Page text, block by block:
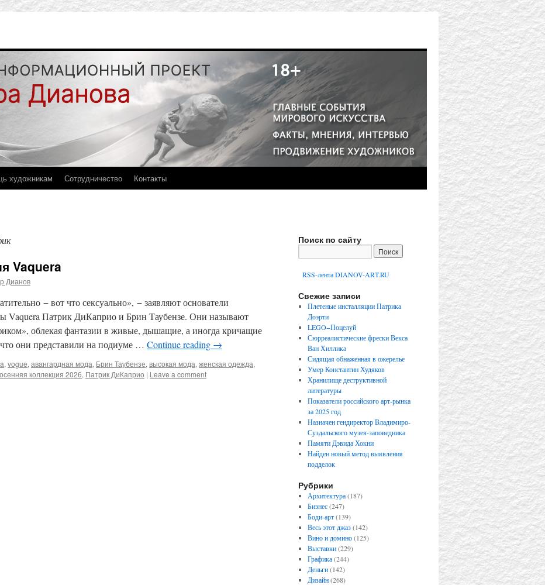
художникам Сотрудничество Контакты
Vaquera
Дианов
− вот что сексуально», − заявляют основатели
Vaquera Патрик ДиКаприо и Брин Таубензе. Они называют
облекая фантазии в живые, дышащие, а иногда кричащие
они представили на подиуме … Continue reading →
, vogue, авангардная мода, Брин Таубензе, высокая мода, женская одежда,
осенняя коллекция 2026, Патрик ДиКаприо | Leave a comment
Поиск по сайту
RSS-лента DIANOV-ART.RU
Свежие записи
Плетеные инсталляции Патрика
Доэрти
LEGO−Поцелуй
Сюрреалистические фрески Векса
Ван Хиллика
Сидящая обнаженная в ожерелье
Умер Константин Худяков
Хранилище деструктивной
литературы
Показатели российского арт-рынка
за 2025 год
Назначен гендиректор Владимиро-
Суздальского музея-заповедника
Памяти Дэвида Хокни
Найден новый метод выявления
подделок
Рубрики
Архитектура(187)
Бизнес(247)
Боди-арт(139)
Весь этот джаз(142)
Вино и домино(125)
Выставки(229)
Графика(244)
Деньги(142)
Дизайн(268)